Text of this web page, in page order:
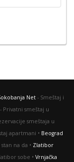
Net - Smeštaj i
- Privatni smeštaj u
smeštaja u
apartmani • Beograd
na da • Zlatibor
sobe • Vrnjačka